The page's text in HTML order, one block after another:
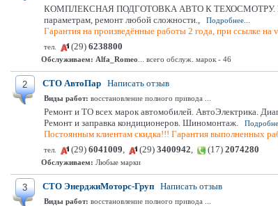
КОМПЛЕКСНАЯ ПОДГОТОВКА АВТО К ТЕХОСМОТРУ. Ремонт
параметрам, ремонт любой сложности.,
Подробнее...
Гарантия на произведённые работы 2 года, при ссылке
тел. (29) 6238800
Обслуживаем: Alfa_Romeo ... всего обслуж. марок - 46
2 СТО АвтоПар Написать отзыв
Виды работ: восстановление полного привода ...
Ремонт и ТО всех марок автомобилей. АвтоЭлектрика.
Ремонт и заправка кондиционеров. Шиномонтаж.
Постоянным клиентам скидка!!! Гарантия выполненных
тел. (29) 6041009, (29) 3400942, (17) 2074280
Обслуживаем: Любые марки
3 СТО ЭнерджиМоторс-Груп Написать отзыв
Виды работ: восстановление полного привода ...